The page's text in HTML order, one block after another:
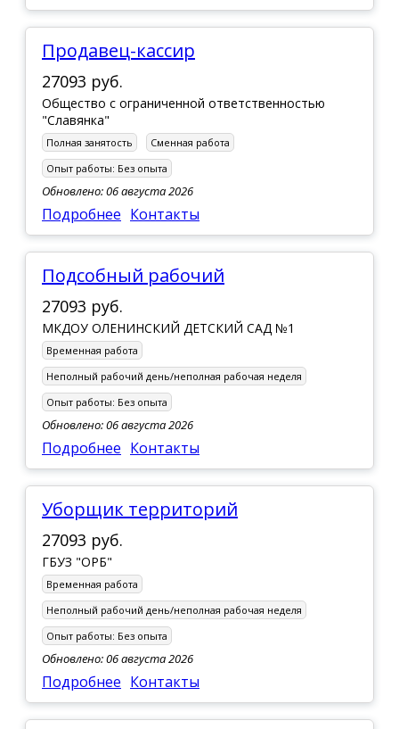
Продавец-кассир
27093 руб.
Общество с ограниченной ответственностью
"Славянка"
Полная занятость
Сменная работа
Опыт работы: Без опыта
Обновлено: 06 августа 2026
Подробнее Контакты
Подсобный рабочий
27093 руб.
МКДОУ ОЛЕНИНСКИЙ ДЕТСКИЙ САД №1
Временная работа
Неполный рабочий день/неполная рабочая неделя
Опыт работы: Без опыта
Обновлено: 06 августа 2026
Подробнее Контакты
Уборщик территорий
27093 руб.
ГБУЗ "ОРБ"
Временная работа
Неполный рабочий день/неполная рабочая неделя
Опыт работы: Без опыта
Обновлено: 06 августа 2026
Подробнее Контакты